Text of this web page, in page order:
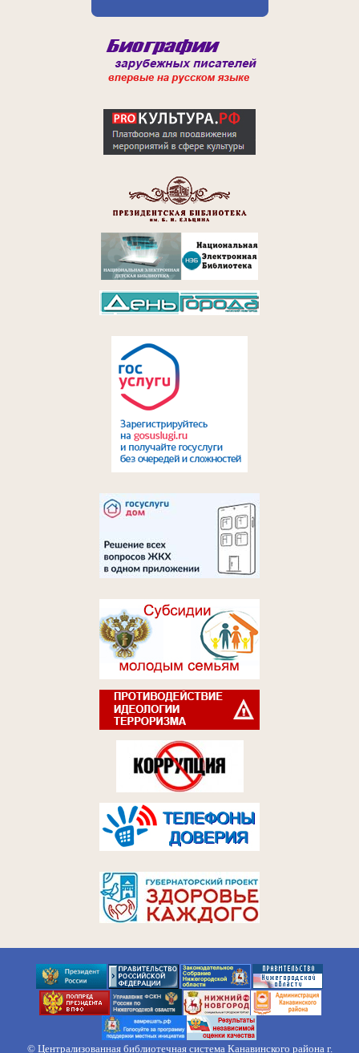
© Централизованная библиотечная система Канавинского района г.